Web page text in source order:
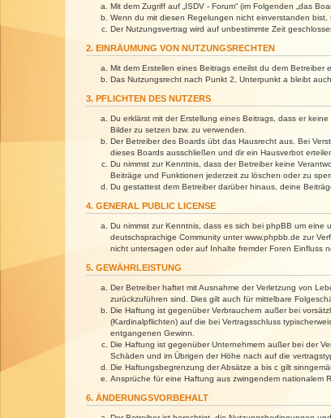
Mit dem Zugriff auf „ISDV - Forum“ (im Folgenden „das
Wenn du mit diesen Regelungen nicht einverstanden
Der Nutzungsvertrag wird auf unbestimmte Zeit
2. EINRÄUMUNG VON NUTZUNGSRECHTEN
Mit dem Erstellen eines Beitrags erteilst du dem
Das Nutzungsrecht nach Punkt 2, Unterpunkt a bleibt
3. PFLICHTEN DES NUTZERS
Du erklärst mit der Erstellung eines Beitrags, dass er
Bilder zu setzen bzw. zu verwenden.
Der Betreiber des Boards übt das Hausrecht aus. Bei
dieses Boards ausschließen und dir ein Hausverbot
Du nimmst zur Kenntnis, dass der Betreiber keine
Beiträge und Funktionen jederzeit zu löschen oder zu
Du gestattest dem Betreiber darüber hinaus, deine
4. GENERAL PUBLIC LICENSE
Du nimmst zur Kenntnis, dass es sich bei phpBB um eine
deutschsprachige Community unter www.phpbb.de zur
nicht untersagen oder auf Inhalte fremder Foren Einfluss
5. GEWÄHRLEISTUNG
Der Betreiber haftet mit Ausnahme der Verletzung von
zurückzuführen sind. Dies gilt auch für mittelbare
Die Haftung ist gegenüber Verbrauchern außer bei
(Kardinalpflichten) auf die bei Vertragsschluss
entgangenen Gewinn.
Die Haftung ist gegenüber Unternehmern außer bei der
Schäden und im Übrigen der Höhe nach auf die
Die Haftungsbegrenzung der Absätze a bis c gilt
Ansprüche für eine Haftung aus zwingendem nationalem
6. ÄNDERUNGSVORBEHALT